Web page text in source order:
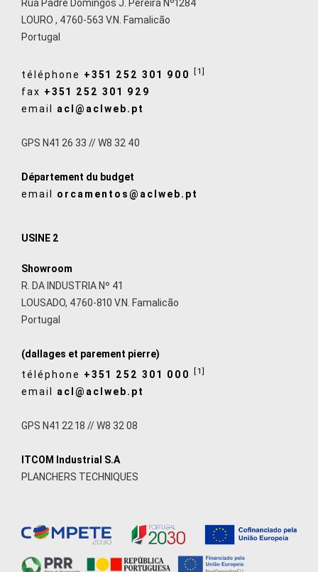
Rua Padre Domingos J. Pereira Nº1284
LOURO , 4760-563 V.N. Famalicão
Portugal
téléphone +351 252 301 900 [1]
fax +351 252 301 929
email acl@aclweb.pt
GPS N41 26 33 // W8 32 40
Département du budget
email orcamentos@aclweb.pt
USINE 2
Showroom
R. DA INDUSTRIA Nº 41
LOUSADO, 4760-810 V.N. Famalicão
Portugal
(dallages et parement pierre)
téléphone +351 252 301 000 [1]
email acl@aclweb.pt
GPS N41 22 18 // W8 32 08
ITCOM Industrial S.A
PLANCHERS TECHNIQUES